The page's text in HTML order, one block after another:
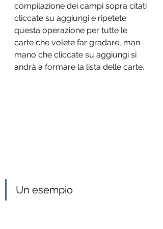
compilazione dei campi sopra citati
cliccate su aggiungi e ripetete
questa operazione per tutte le
carte che volete far gradare, man
mano che cliccate su aggiungi si
andrà a formare la lista delle carte.
Un esempio